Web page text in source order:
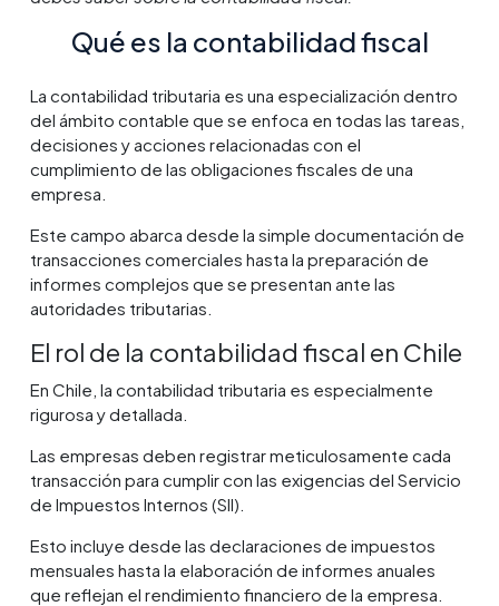
Qué es la contabilidad fiscal
La contabilidad tributaria es una especialización dentro
del ámbito contable que se enfoca en todas las tareas,
decisiones y acciones relacionadas con el
cumplimiento de las obligaciones fiscales de una
empresa.
Este campo abarca desde la simple documentación de
transacciones comerciales hasta la preparación de
informes complejos que se presentan ante las
autoridades tributarias.
El rol de la contabilidad fiscal en Chile
En Chile, la contabilidad tributaria es especialmente
rigurosa y detallada.
Las empresas deben registrar meticulosamente cada
transacción para cumplir con las exigencias del Servicio
de Impuestos Internos (SII).
Esto incluye desde las declaraciones de impuestos
mensuales hasta la elaboración de informes anuales
que reflejan el rendimiento financiero de la empresa.